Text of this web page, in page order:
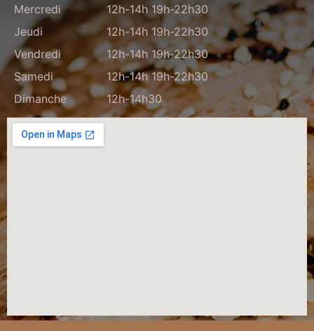
Mercredi
12h-14h 19h-22h30
Jeudi
12h-14h 19h-22h30
Vendredi
12h-14h 19h-22h30
Samedi
12h-14h 19h-22h30
Dimanche
12h-14h30